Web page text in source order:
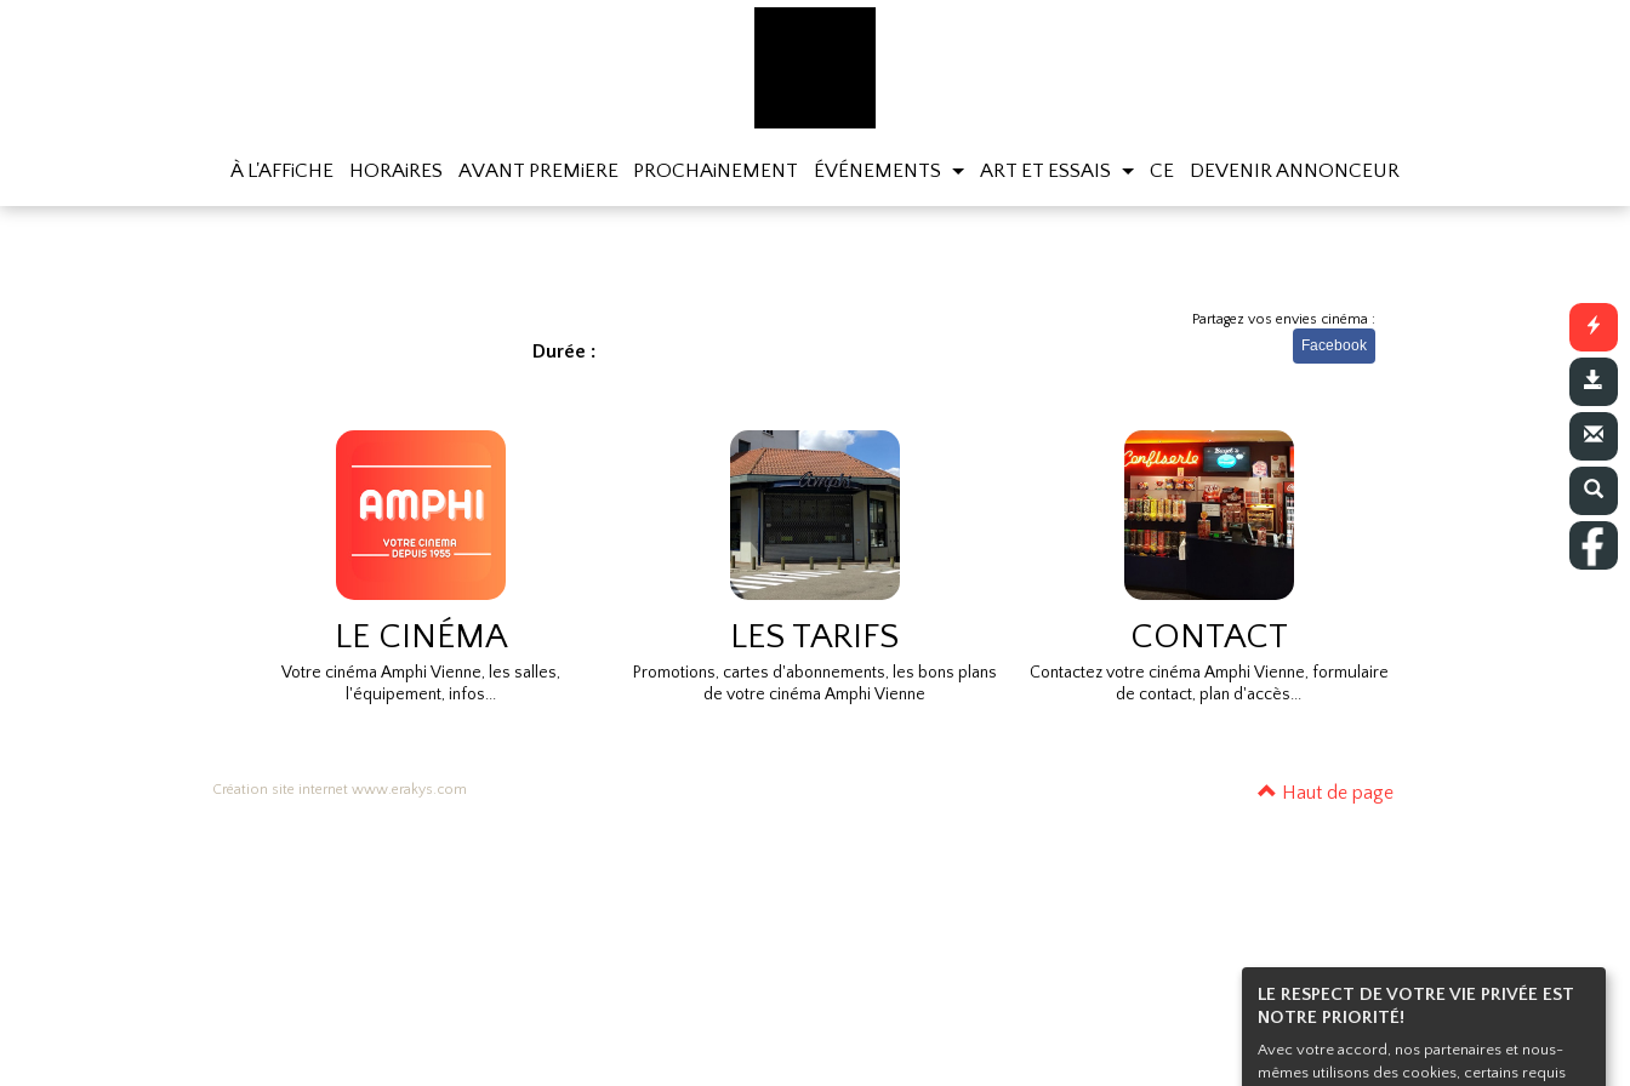
LE RESPECT DE VOTRE VIE PRIVÉE EST
NOTRE PRIORITÉ!
Avec votre accord, nos partenaires et nous-
mêmes utilisons des cookies, certains requis
À L'AFFiCHE HORAiRES AVANT PREMiERE PROCHAiNEMENT ÉVÉNEMENTS ART ET ESSAIS CE DEVENIR ANNONCEUR
Durée :
Partagez vos envies cinéma :
Facebook
LE CINÉMA
Votre cinéma Amphi Vienne, les salles,
l'équipement, infos...
LES TARIFS
Promotions, cartes d'abonnements, les bons plans
de votre cinéma Amphi Vienne
CONTACT
Contactez votre cinéma Amphi Vienne, formulaire
de contact, plan d'accès...
Haut de page
Création site internet www.erakys.com